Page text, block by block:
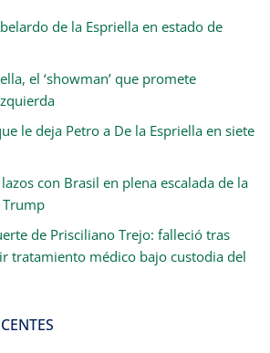
de la Espriella en estado de
el ‘showman’ que promete
le deja Petro a De la Espriella en siete
con Brasil en plena escalada de la
de Prisciliano Trejo: falleció tras
tratamiento médico bajo custodia del